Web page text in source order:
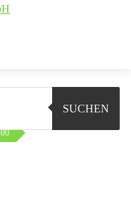
SUCHEN
Werkzeug